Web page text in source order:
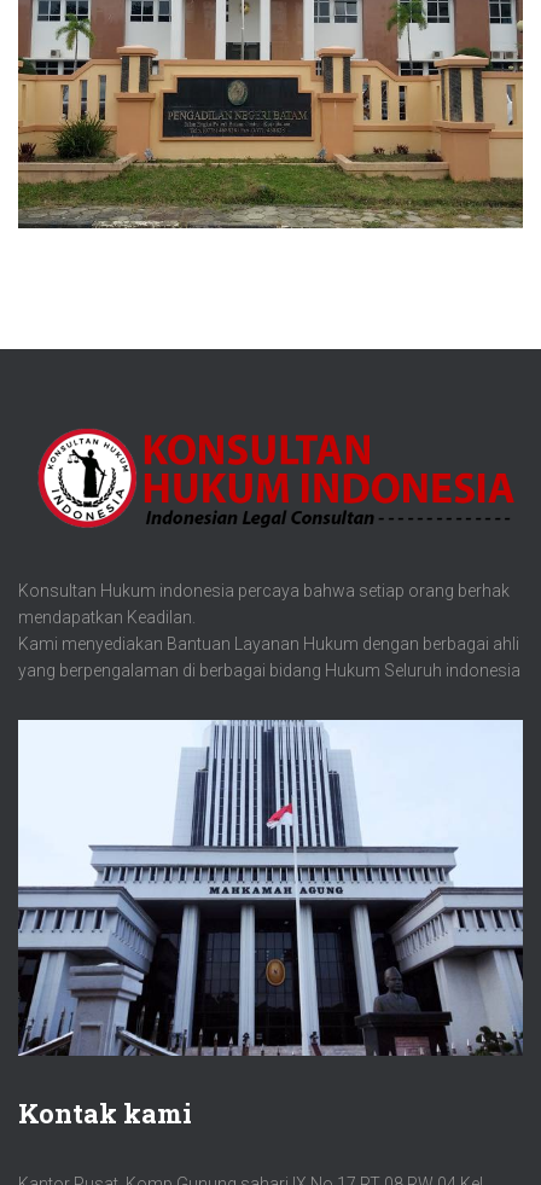
Konsultan Hukum indonesia percaya bahwa setiap orang berhak
mendapatkan Keadilan.
Kami menyediakan Bantuan Layanan Hukum dengan berbagai ahli
yang berpengalaman di berbagai bidang Hukum Seluruh indonesia
Kontak kami